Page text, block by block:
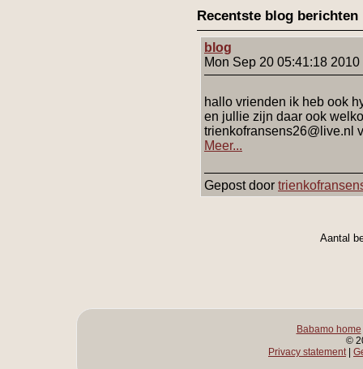
Recentste blog berichten
blog
Mon Sep 20 05:41:18 2010
hallo vrienden ik heb ook
en jullie zijn daar ook
trienkofransens26@live.nl
Meer...
Gepost door
Aantal
Babamo home
©
Privacy statement|